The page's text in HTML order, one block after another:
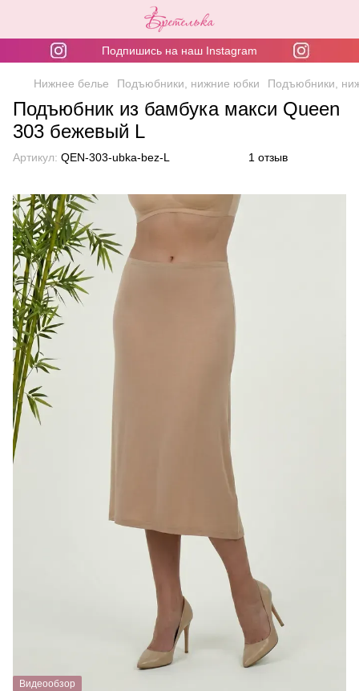
Подпишись на наш Instagram
Нижнее белье Подъюбники, нижние юбки Подъюбники,
Подъюбник из бамбука макси Queen
303 бежевый L
Артикул: QEN-303-ubka-bez-L 1 отзыв
Видеообзор